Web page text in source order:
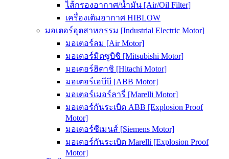
ไส้กรองอากาศ/น้ำมัน [Air/Oil Filter]
เครื่องเติมอากาศ HIBLOW
มอเตอร์อุตสาหกรรม [Industrial Electric Motor]
มอเตอร์ลม [Air Motor]
มอเตอร์มิตซูบิชิ [Mitsubishi Motor]
มอเตอร์ฮิตาชิ [Hitachi Motor]
มอเตอร์เอบีบี [ABB Motor]
มอเตอร์เมอร์ลารี่ [Marelli Motor]
มอเตอร์กันระเบิด ABB [Explosion Proof
Motor]
มอเตอร์ซีเมนส์ [Siemens Motor]
มอเตอร์กันระเบิด Marelli [Explosion Proof
Motor]